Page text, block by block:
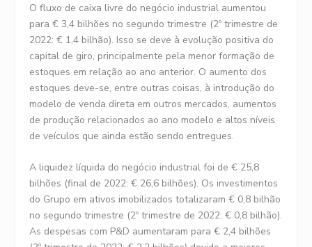
O fluxo de caixa livre do negócio industrial aumentou
para € 3,4 bilhões no segundo trimestre (2º trimestre de
2022: € 1,4 bilhão). Isso se deve à evolução positiva do
capital de giro, principalmente pela menor formação de
estoques em relação ao ano anterior. O aumento dos
estoques deve-se, entre outras coisas, à introdução do
modelo de venda direta em outros mercados, aumentos
de produção relacionados ao ano modelo e altos níveis
de veículos que ainda estão sendo entregues.
A liquidez líquida do negócio industrial foi de € 25,8
bilhões (final de 2022: € 26,6 bilhões). Os investimentos
do Grupo em ativos imobilizados totalizaram € 0,8 bilhão
no segundo trimestre (2º trimestre de 2022: € 0,8 bilhão).
As despesas com P&D aumentaram para € 2,4 bilhões